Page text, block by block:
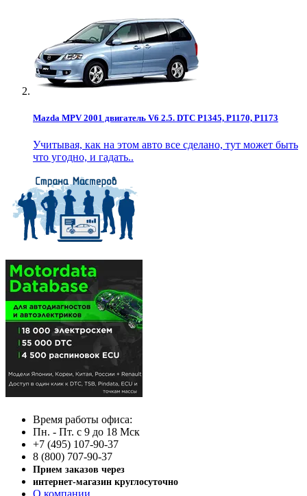
Mazda MPV 2001 двигатель V6 2.5. DTC P1345, P1170, P1173
Учитывая, как на этом авто все сделано, тут может быть
что угодно, и гадать..
Время работы офиса:
Пн. - Пт. с 9 до 18 Мск
+7 (495) 107-90-37
8 (800) 707-90-37
Прием заказов через
интернет-магазин круглосуточно
О компании